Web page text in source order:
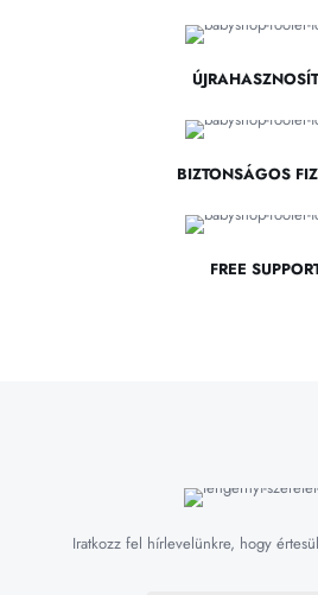
BIZTONSÁGOS
FREE
Iratkozz fel hírlevelünkre, hogy